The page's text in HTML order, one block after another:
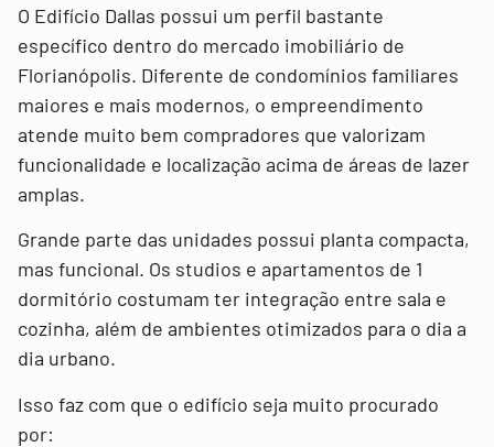
O Edifício Dallas possui um perfil bastante
específico dentro do mercado imobiliário de
Florianópolis. Diferente de condomínios familiares
maiores e mais modernos, o empreendimento
atende muito bem compradores que valorizam
funcionalidade e localização acima de áreas de lazer
amplas.
Grande parte das unidades possui planta compacta,
mas funcional. Os studios e apartamentos de 1
dormitório costumam ter integração entre sala e
cozinha, além de ambientes otimizados para o dia a
dia urbano.
Isso faz com que o edifício seja muito procurado
por: